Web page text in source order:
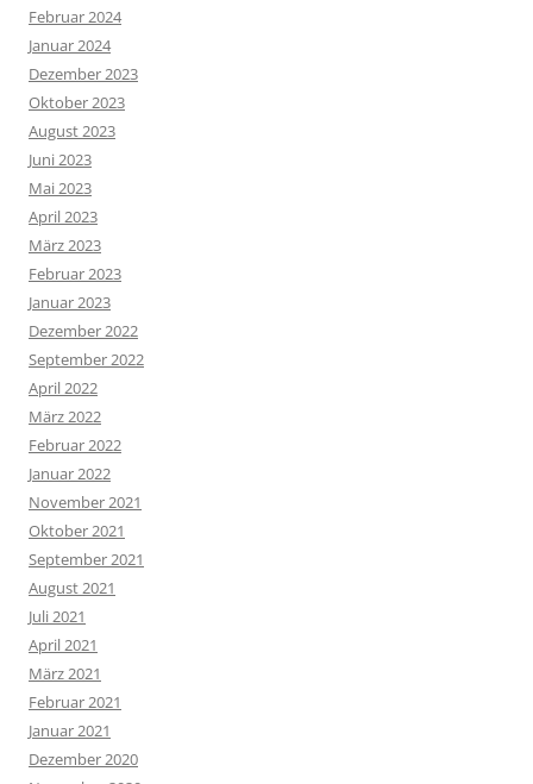
Februar 2024
Januar 2024
Dezember 2023
Oktober 2023
August 2023
Juni 2023
Mai 2023
April 2023
März 2023
Februar 2023
Januar 2023
Dezember 2022
September 2022
April 2022
März 2022
Februar 2022
Januar 2022
November 2021
Oktober 2021
September 2021
August 2021
Juli 2021
April 2021
März 2021
Februar 2021
Januar 2021
Dezember 2020